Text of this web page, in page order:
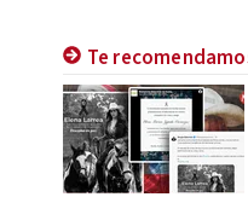
Te